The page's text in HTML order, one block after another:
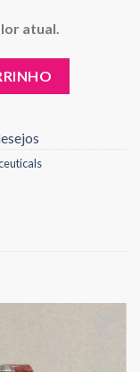
atual.